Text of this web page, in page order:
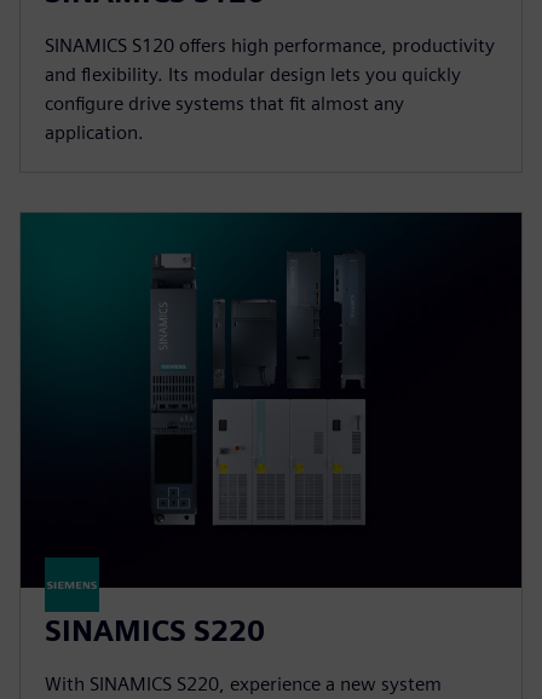
SINAMICS S120 offers high performance, productivity
and flexibility. Its modular design lets you quickly
configure drive systems that fit almost any
application.
SINAMICS S220
With SINAMICS S220, experience a new system